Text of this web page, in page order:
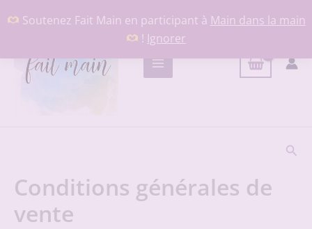
Soutenez Fait Main en participant à Main dans la main
! Ignorer
au
Conditions générales de
vente